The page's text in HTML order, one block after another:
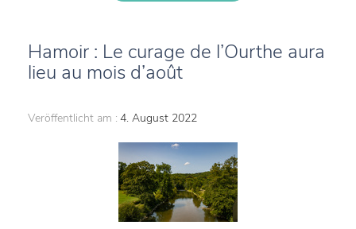
Hamoir : Le curage de l’Ourthe aura
lieu au mois d’août
Veröffentlicht am : 4. August 2022